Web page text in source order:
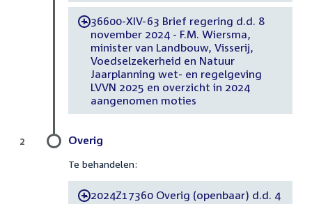
-36600-XIV-63 Brief regering d.d. 8
november 2024 - F.M. Wiersma,
minister van Landbouw, Visserij,
Voedselzekerheid en Natuur
Jaarplanning wet- en regelgeving
LVVN 2025 en overzicht in 2024
aangenomen moties
Overig
Te behandelen:
-2024Z17360 Overig (openbaar) d.d. 4
2